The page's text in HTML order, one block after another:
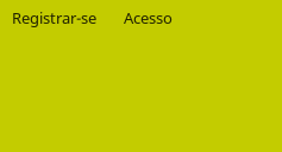
Registrar-se Acesso